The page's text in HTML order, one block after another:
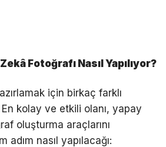
Fotoğrafı Nasıl Yapılıyor?
için birkaç farklı
kolay ve etkili olanı, yapay
oluşturma araçlarını
adım nasıl yapılacağı: